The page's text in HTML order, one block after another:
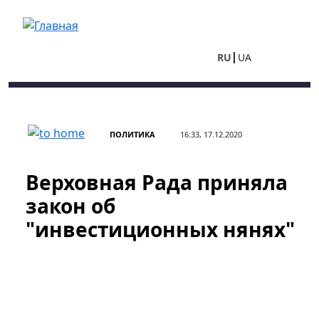
RU UA
ПОЛИТИКА 16:33, 17.12.2020
Верховная Рада приняла
закон об
"инвестиционных нянях"